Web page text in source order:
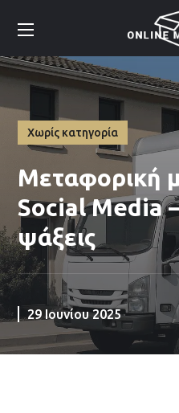
Χωρίς κατηγορία
Μεταφορική
Social Media
ψάξεις
29 Ιουνίου 2025